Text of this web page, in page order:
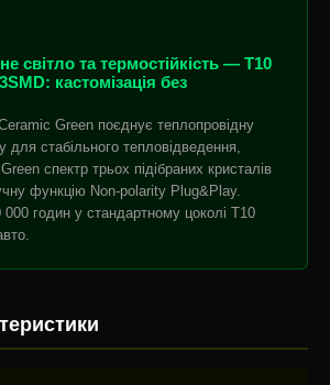
світло та термостійкість — T10
кастомізація без
Green поєднує теплопровідну
для стабільного тепловідведення,
спектр трьох підібраних кристалів
функцію Non-polarity Plug&Play.
годин у стандартному цоколі T10